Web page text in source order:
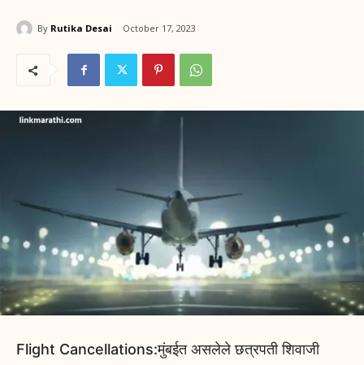
By Rutika Desai October 17, 2023
Flight Cancellations:मुंबईत असलेले छत्रपती शिवाजी